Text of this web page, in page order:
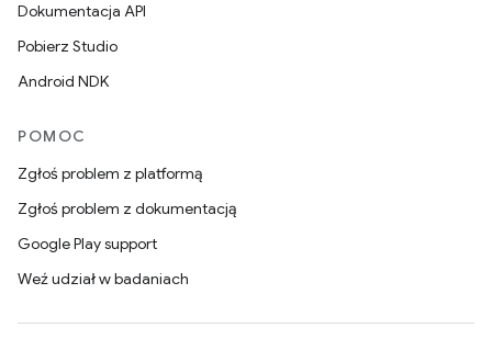
Dokumentacja API
Pobierz Studio
Android NDK
POMOC
Zgłoś problem z platformą
Zgłoś problem z dokumentacją
Google Play support
Weź udział w badaniach